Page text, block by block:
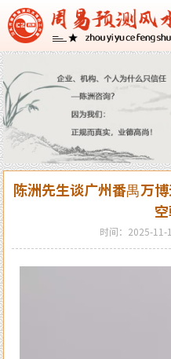
陈洲先生谈广州番禺万
时间：2025-11-